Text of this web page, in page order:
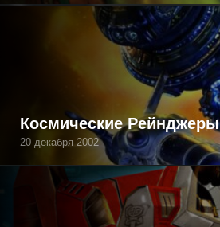
Космические Рейнджеры
20 декабря 2002